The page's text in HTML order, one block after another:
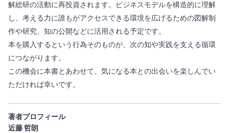
解総研の活動に再投資されます。ビジネスモデルを構造的に理解
し、考える力に誰もがアクセスできる環境を広げるための図解制
作や研究、知の公開などに活用される予定です。
本を購入するという行為そのものが、次の知や実践を支える循環
につながります。
この機会に本書とあわせて、気になる本との出会いを楽しんでい
ただければ幸いです。
著者プロフィール
近藤 哲朗